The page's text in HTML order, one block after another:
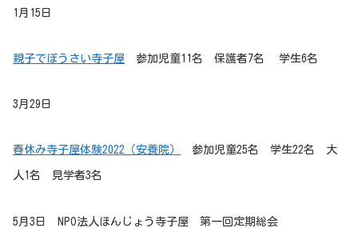
1月15日
親子でぼうさい寺子屋 参加児童11名 保護者7名 学生6名
3月29日
春休み寺子屋体験2022（安養院） 参加児童25名 学生22名 大
人1名 見学者3名
5月3日 NPO法人ほんじょう寺子屋 第一回定期総会